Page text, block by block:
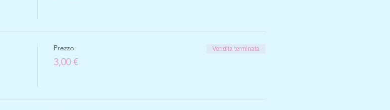
Prezzo
3,00 €
Vendita terminata